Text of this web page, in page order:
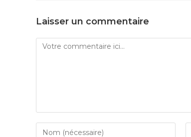
Laisser un commentaire